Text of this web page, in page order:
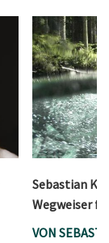
Sebastian
Wegweiser
VON